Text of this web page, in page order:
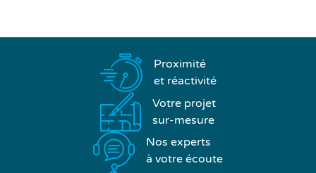
Proximité
et réactivité
Votre projet
sur-mesure
Nos experts
à votre écoute